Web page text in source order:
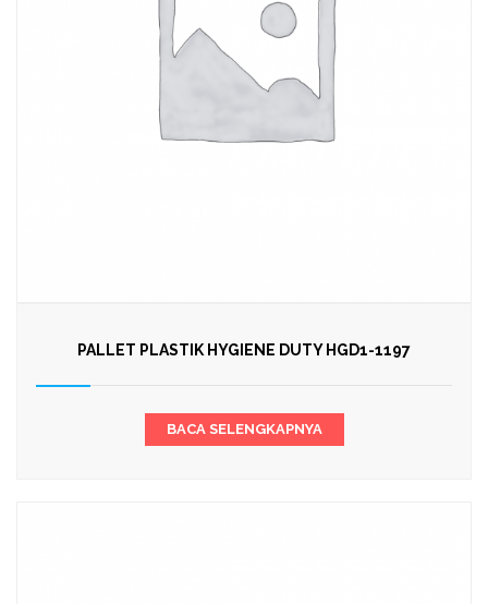
PALLET PLASTIK HYGIENE DUTY HGD1-1197
BACA SELENGKAPNYA